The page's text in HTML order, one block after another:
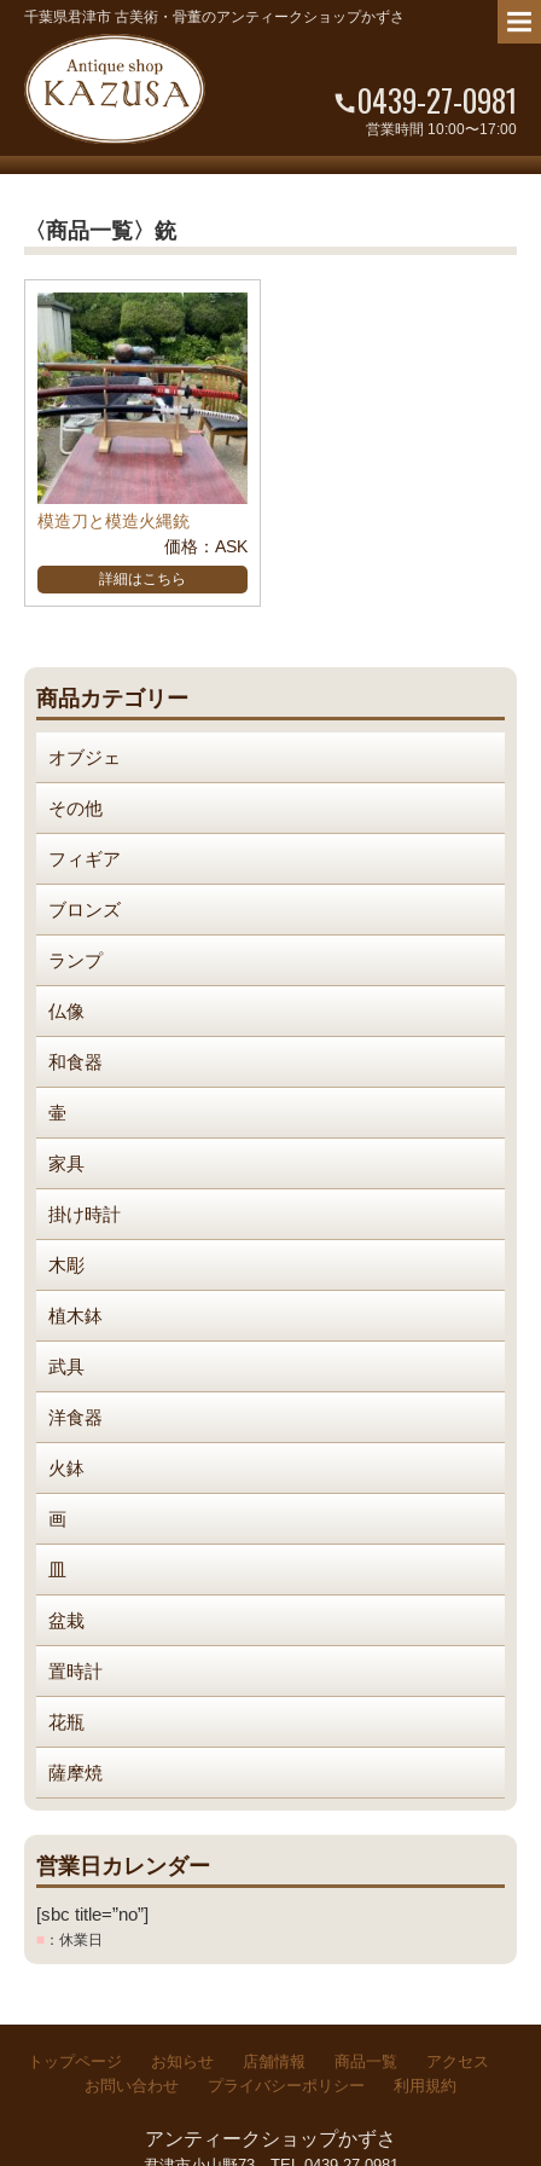
千葉県君津市 古美術・骨董のアンティークショップかずさ
0439-27-0981
営業時間 10:00〜17:00
〈商品一覧〉銃
模造刀と模造火縄銃
価格：ASK
詳細はこちら
商品カテゴリー
オブジェ
その他
フィギア
ブロンズ
ランプ
仏像
和食器
壷
家具
掛け時計
木彫
植木鉢
武具
洋食器
火鉢
画
皿
盆栽
置時計
花瓶
薩摩焼
営業日カレンダー
[sbc title=”no”]
■ ：休業日
トップページ お知らせ 店舗情報 商品一覧
アクセス
お問い合わせ
プライバシーポリシー 利用規約
アンティークショップかずさ